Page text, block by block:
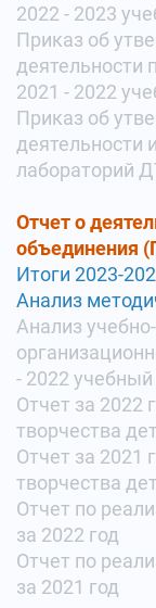
2022 - 2023
Приказ об
деятельности
2021 - 2022
Приказ об
деятельности
лабораторий
Отчет о
объединения
Итоги 2023-
Анализ
Анализ
- 2022 учебный
Отчет за
творчества
Отчет за
творчества
Отчет по
за 2022 год
Отчет по
за 2021 год